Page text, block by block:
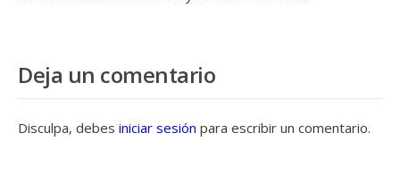
Deja un comentario
Disculpa, debes iniciar sesión para escribir un comentario.